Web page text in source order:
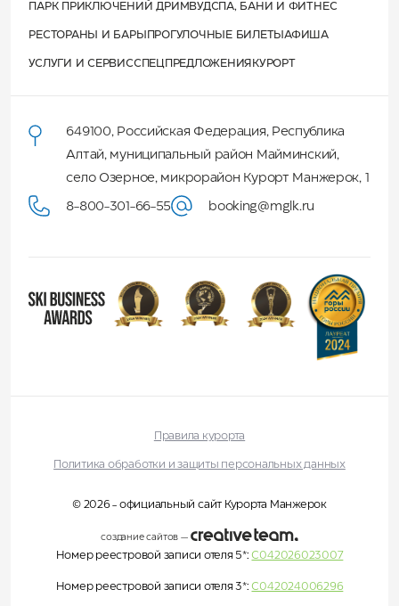
ПАРК ПРИКЛЮЧЕНИЙ ДРИМВУД СПА, БАНИ И ФИТНЕС
РЕСТОРАНЫ И БАРЫ ПРОГУЛОЧНЫЕ БИЛЕТЫАФИША
УСЛУГИ И СЕРВИССПЕЦПРЕДЛОЖЕНИЯ КУРОРТ
649100, Российская Федерация, Республика
Алтай, муниципальный район Майминский,
село Озерное, микрорайон Курорт Манжерок, 1
8-800-301-66-55 booking@mglk.ru
Правила курорта
Политика обработки и защиты персональных данных
© 2026 - официальный сайт Курорта Манжерок
создание сайтов—
Номер реестровой записи отеля 5*:С042026023007
Номер реестровой записи отеля 3*:С042024006296